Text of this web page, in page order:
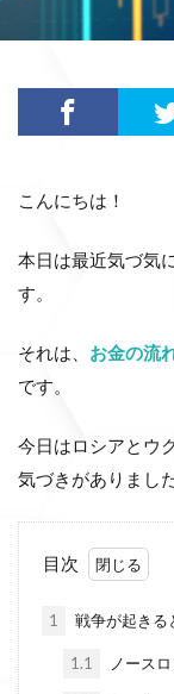
こんにちは！
本日は最近気づ気
す。
それは、 お金の流
です。
今日はロシアとウ
気づきがありまし
目次
1 戦争が起きる
1.1 ノース